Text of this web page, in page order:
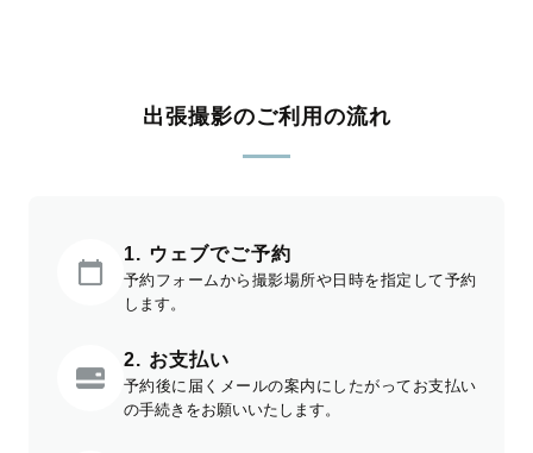
出張撮影のご利用の流れ
1. ウェブでご予約
予約フォームから撮影場所や日時を指定して予約
します。
2. お支払い
予約後に届くメールの案内にしたがってお支払い
の手続きをお願いいたします。